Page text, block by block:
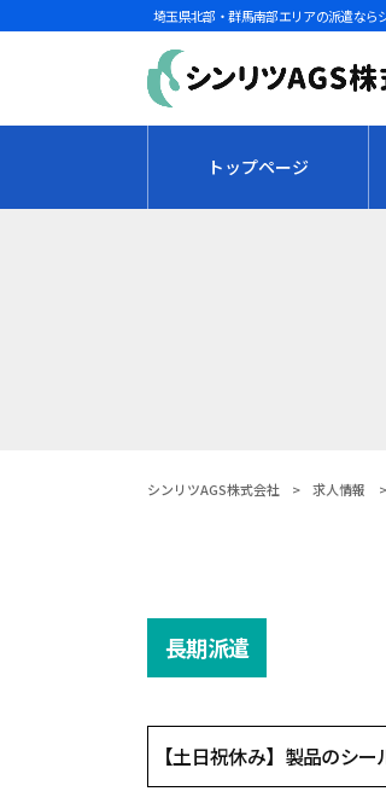
埼玉県北部・群馬南部エリアの派遣なら
トップページ
シンリツAGS株式会社 > 求人情報 >
【土日祝休み】製品のシー
長期派遣